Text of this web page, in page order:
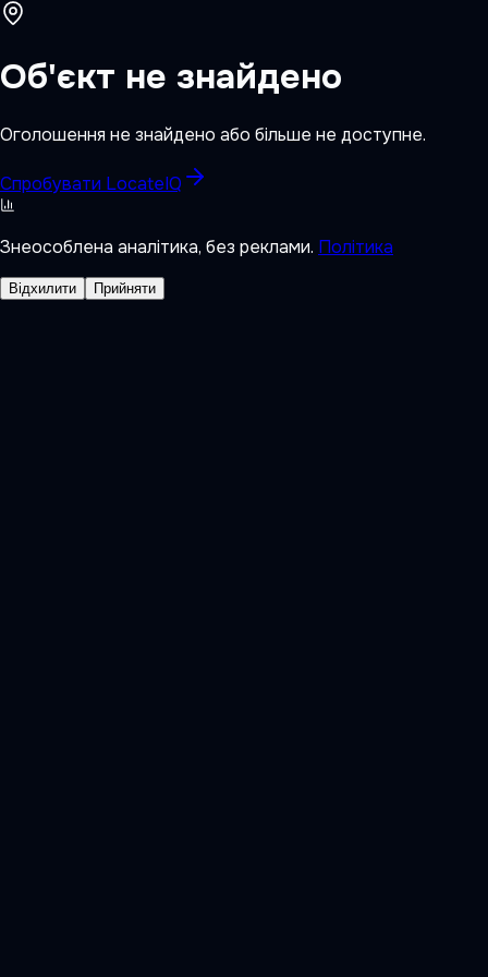
Об'єкт не знайдено
Оголошення не знайдено або більше не доступне.
Спробувати LocateIQ
Знеособлена аналітика, без реклами. Політика
Відхилити Прийняти